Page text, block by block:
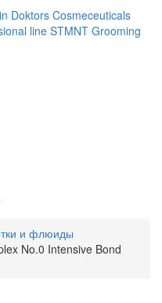
Doktors Cosmeceuticals
line STMNT Grooming
и флюиды
No.0 Intensive Bond